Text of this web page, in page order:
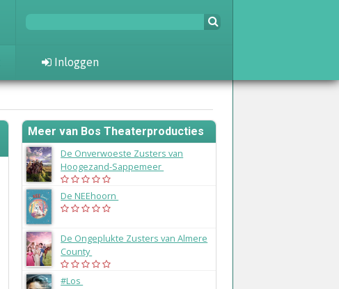
Inloggen
Meer van Bos Theaterproducties
De Onverwoeste Zusters van
Hoogezand-Sappemeer
De NEEhoorn
De Ongeplukte Zusters van Almere
County
#Los